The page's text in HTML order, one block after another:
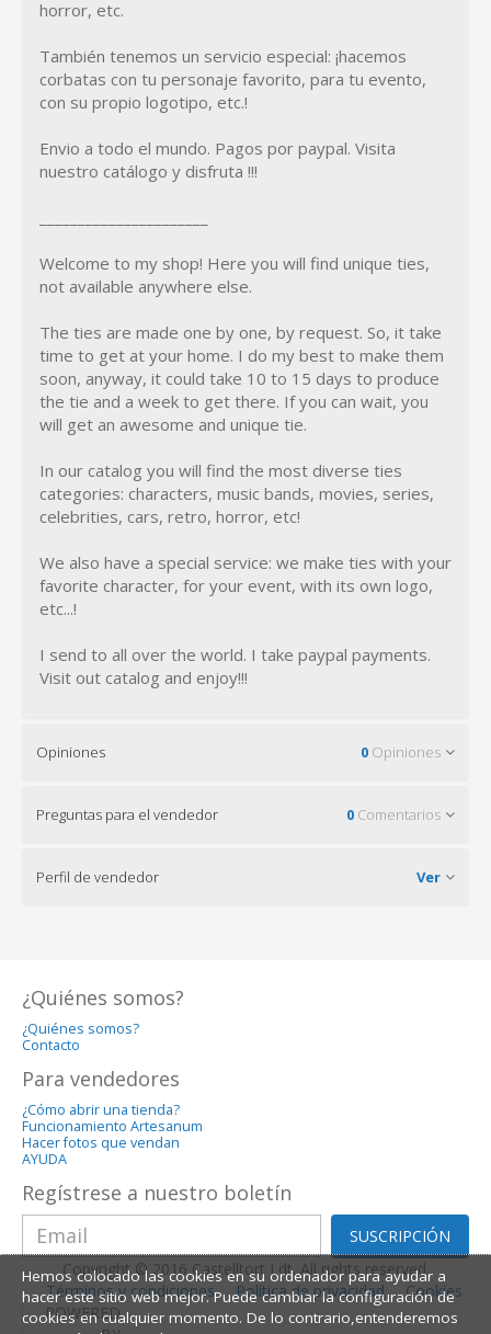
horror, etc.
También tenemos un servicio especial: ¡hacemos
corbatas con tu personaje favorito, para tu evento,
con su propio logotipo, etc.!
Envio a todo el mundo. Pagos por paypal. Visita
nuestro catálogo y disfruta !!!
Welcome to my shop! Here you will find unique ties,
not available anywhere else.
The ties are made one by one, by request. So, it take
time to get at your home. I do my best to make them
soon, anyway, it could take 10 to 15 days to produce
the tie and a week to get there. If you can wait, you
will get an awesome and unique tie.
In our catalog you will find the most diverse ties
categories: characters, music bands, movies, series,
celebrities, cars, retro, horror, etc!
We also have a special service: we make ties with your
favorite character, for your event, with its own logo,
etc...!
I send to all over the world. I take paypal payments.
Visit out catalog and enjoy!!!
Opiniones 0 Opiniones
Preguntas para el vendedor 0 Comentarios
Perfil de vendedor Ver
¿Quiénes somos?
¿Quiénes somos?
Contacto
Para vendedores
¿Cómo abrir una tienda?
Funcionamiento Artesanum
Hacer fotos que vendan
AYUDA
Regístrese a nuestro boletín
SUSCRIPCIÓN
Copyright © 2016 Castelltort Ldt. All rights reserved.
Términos y condiciones
Política de privacidad
Cookies
POWERED
Hemos colocado las cookies en su ordenador para ayudar a
hacer este sitio web mejor. Puede cambiar la configuración de
cookies en cualquier momento. De lo contrario,entenderemos